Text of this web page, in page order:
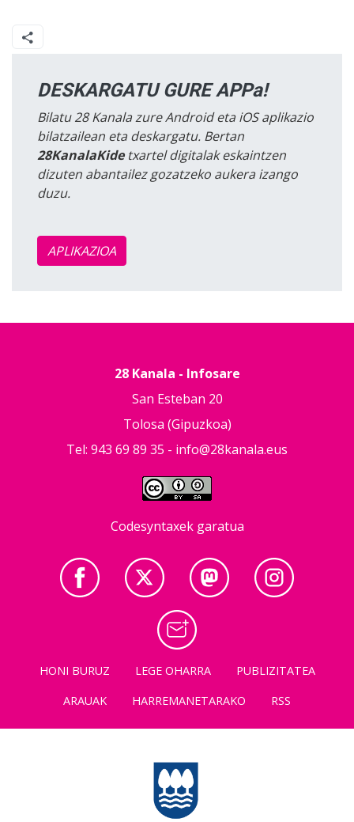
DESKARGATU GURE APPa!
Bilatu 28 Kanala zure Android eta iOS aplikazio
bilatzailean eta deskargatu. Bertan
28KanalaKidetxartel digitalak eskaintzen
dizuten abantailez gozatzeko aukera izango
duzu.
APLIKAZIOA
28 Kanala - Infosare
San Esteban 20
Tolosa (Gipuzkoa)
Tel: 943 69 89 35 - info@28kanala.eus
Codesyntaxek garatua
HONI BURUZ LEGE OHARRA
PUBLIZITATEA
ARAUAK
HARREMANETARAKO RSS